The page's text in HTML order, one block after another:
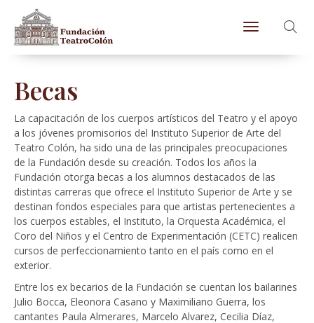
Toggle
Becas
La capacitación de los cuerpos artísticos del Teatro y el apoyo
a los jóvenes promisorios del Instituto Superior de Arte del
Teatro Colón, ha sido una de las principales preocupaciones
de la Fundación desde su creación. Todos los años la
Fundación otorga becas a los alumnos destacados de las
distintas carreras que ofrece el Instituto Superior de Arte y se
destinan fondos especiales para que artistas pertenecientes a
los cuerpos estables, el Instituto, la Orquesta Académica, el
Coro del Niños y el Centro de Experimentación (CETC) realicen
cursos de perfeccionamiento tanto en el país como en el
exterior.
Entre los ex becarios de la Fundación se cuentan los bailarines
Julio Bocca, Eleonora Casano y Maximiliano Guerra, los
cantantes Paula Almerares, Marcelo Alvarez, Cecilia Díaz,